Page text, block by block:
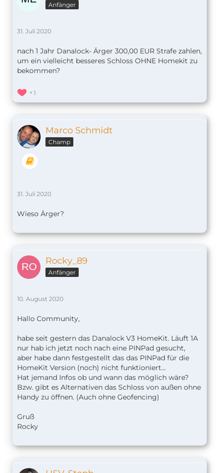
Anfänger
31. Juli 2020
nach 1 Jahr Danalock- Ärger 300,00 EUR Strafe zahlen,
um ein vielleicht besseres Schloss OHNE Homekit zu
bekommen?
1
Marco Schmidt
Champ
31. Juli 2020
Wieso Ärger?
Rocky_89
Anfänger
10. August 2020
Hallo Community,
habe seit gestern das Danalock V3 HomeKit. Läuft 1A
nur hab ich jetzt noch nach eine PINPad gesucht,
aber habe dann festgestellt das das PINPad für die
HomeKit Version (noch) nicht funktioniert...
Hat jemand Infos ob und wann das möglich wäre?
Bzw. gibt es Alternativen das Schloss von außen ohne
Handy zu öffnen. (Auch ohne Geofencing)
Gruß
Rocky